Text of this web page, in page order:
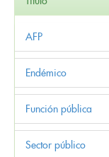
AFP
Endémico
Función pública
Sector público